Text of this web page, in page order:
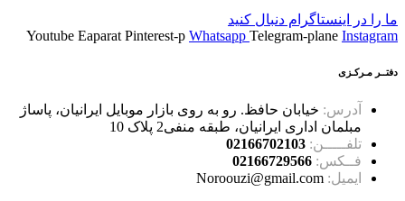
ما را در اینستاگرام دنبال کنید
Youtube Eaparat Pinterest-p Whatsapp Telegram-plane Instagram
دفتــر مـرکـزی
آدرس: خیابان حافظ. رو به روی بازار موبایل ایرانیان، پاساژ
مبلمان اداری ایرانیان، طبقه منفی2 پلاک 10
تلفـــــن: 02166702103
فــکس: 02166729566
ایمیل: